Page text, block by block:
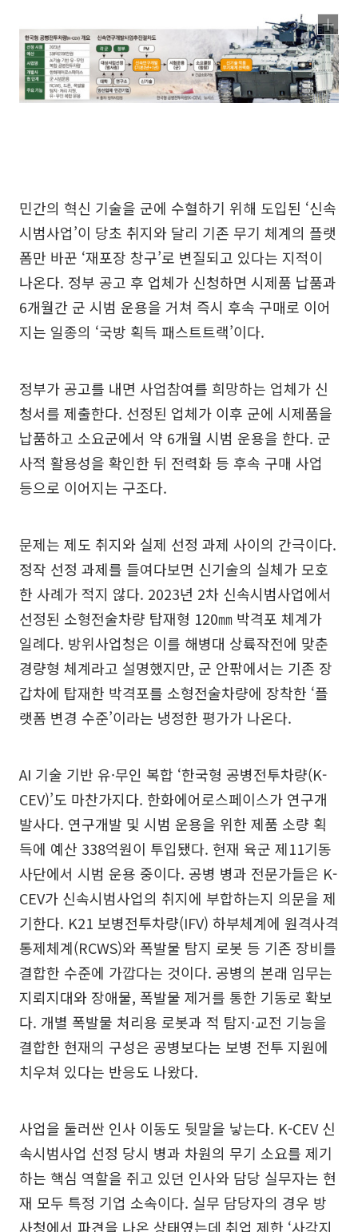
민간의 혁신 기술을 군에 수혈하기 위해 도입된 ‘신속
시범사업’이 당초 취지와 달리 기존 무기 체계의 플랫
폼만 바꾼 ‘재포장 창구’로 변질되고 있다는 지적이
나온다. 정부 공고 후 업체가 신청하면 시제품 납품과
6개월간 군 시범 운용을 거쳐 즉시 후속 구매로 이어
지는 일종의 ‘국방 획득 패스트트랙’이다.
정부가 공고를 내면 사업참여를 희망하는 업체가 신
청서를 제출한다. 선정된 업체가 이후 군에 시제품을
납품하고 소요군에서 약 6개월 시범 운용을 한다. 군
사적 활용성을 확인한 뒤 전력화 등 후속 구매 사업
등으로 이어지는 구조다.
문제는 제도 취지와 실제 선정 과제 사이의 간극이다.
정작 선정 과제를 들여다보면 신기술의 실체가 모호
한 사례가 적지 않다. 2023년 2차 신속시범사업에서
선정된 소형전술차량 탑재형 120㎜ 박격포 체계가
일례다. 방위사업청은 이를 해병대 상륙작전에 맞춘
경량형 체계라고 설명했지만, 군 안팎에서는 기존 장
갑차에 탑재한 박격포를 소형전술차량에 장착한 ‘플
랫폼 변경 수준’이라는 냉정한 평가가 나온다.
AI 기술 기반 유·무인 복합 ‘한국형 공병전투차량(K-
CEV)’도 마찬가지다. 한화에어로스페이스가 연구개
발사다. 연구개발 및 시범 운용을 위한 제품 소량 획
득에 예산 338억원이 투입됐다. 현재 육군 제11기동
사단에서 시범 운용 중이다. 공병 병과 전문가들은 K-
CEV가 신속시범사업의 취지에 부합하는지 의문을 제
기한다. K21 보병전투차량(IFV) 하부체계에 원격사격
통제체계(RCWS)와 폭발물 탐지 로봇 등 기존 장비를
결합한 수준에 가깝다는 것이다. 공병의 본래 임무는
지뢰지대와 장애물, 폭발물 제거를 통한 기동로 확보
다. 개별 폭발물 처리용 로봇과 적 탐지·교전 기능을
결합한 현재의 구성은 공병보다는 보병 전투 지원에
치우쳐 있다는 반응도 나왔다.
사업을 둘러싼 인사 이동도 뒷말을 낳는다. K-CEV 신
속시범사업 선정 당시 병과 차원의 무기 소요를 제기
하는 핵심 역할을 쥐고 있던 인사와 담당 실무자는 현
재 모두 특정 기업 소속이다. 실무 담당자의 경우 방
사청에서 파견을 나온 상태였는데 취업 제한 ‘사각지